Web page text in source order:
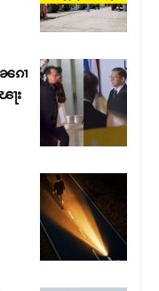
ၵူႈလႅၼ်ပေႃးတေၸွ
ၵၢ
ႃး